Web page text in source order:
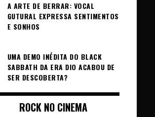
A ARTE DE BERRAR: VOCAL
GUTURAL EXPRESSA SENTIMENTOS
E SONHOS
UMA DEMO INÉDITA DO BLACK
SABBATH DA ERA DIO ACABOU DE
SER DESCOBERTA?
ROCK NO CINEMA